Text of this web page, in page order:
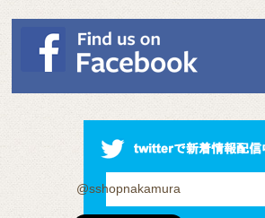
@sshopnakamura